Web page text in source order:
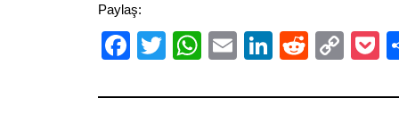
Paylaş:
Facebook
TwitterWhatsApp
EmailLinkedIn
Reddit